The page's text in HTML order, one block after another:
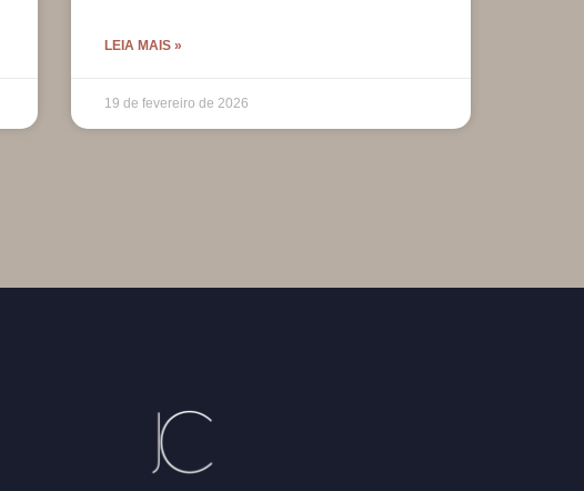
LEIA MAIS »
19 de fevereiro de 2026